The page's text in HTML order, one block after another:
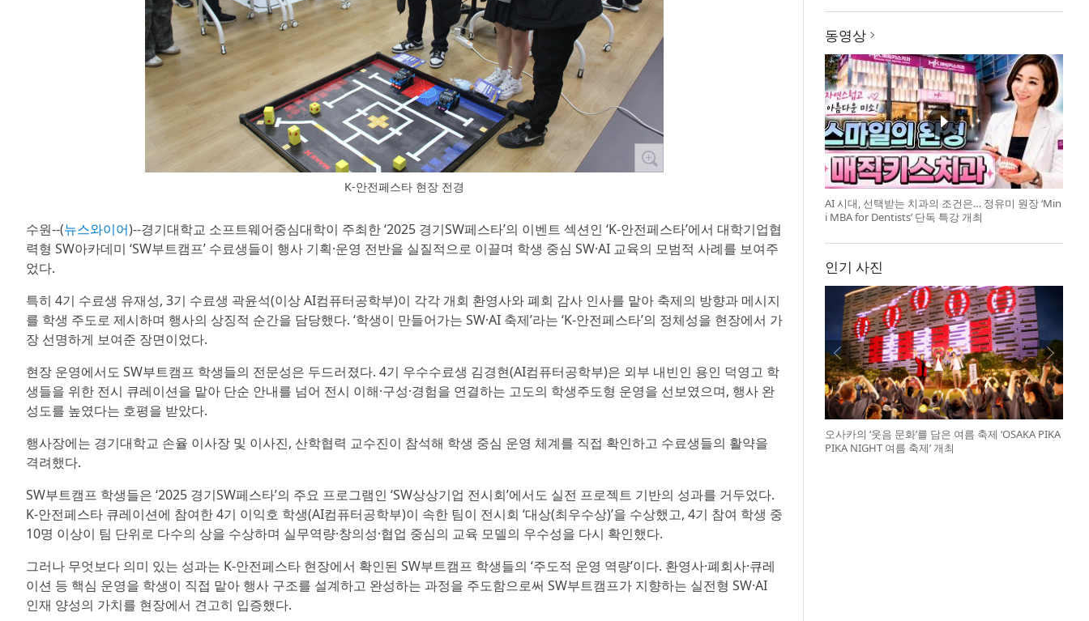
K-안전페스타 현장 전경
수원--(뉴스와이어)--경기대학교 소프트웨어중심대학이 주최한 ‘2025 경기SW페스타’의 이벤트 섹션인 ‘K-안전페스타’에서 대학기업협
력형 SW아카데미 ‘SW부트캠프’ 수료생들이 행사 기획·운영 전반을 실질적으로 이끌며 학생 중심 SW·AI 교육의 모범적 사례를 보여주
었다.
특히 4기 수료생 유재성, 3기 수료생 곽윤석(이상 AI컴퓨터공학부)이 각각 개회 환영사와 폐회 감사 인사를 맡아 축제의 방향과 메시지
를 학생 주도로 제시하며 행사의 상징적 순간을 담당했다. ‘학생이 만들어가는 SW·AI 축제’라는 ‘K-안전페스타’의 정체성을 현장에서 가
장 선명하게 보여준 장면이었다.
현장 운영에서도 SW부트캠프 학생들의 전문성은 두드러졌다. 4기 우수수료생 김경현(AI컴퓨터공학부)은 외부 내빈인 용인 덕영고 학
생들을 위한 전시 큐레이션을 맡아 단순 안내를 넘어 전시 이해·구성·경험을 연결하는 고도의 학생주도형 운영을 선보였으며, 행사 완
성도를 높였다는 호평을 받았다.
행사장에는 경기대학교 손율 이사장 및 이사진, 산학협력 교수진이 참석해 학생 중심 운영 체계를 직접 확인하고 수료생들의 활약을
격려했다.
SW부트캠프 학생들은 ‘2025 경기SW페스타’의 주요 프로그램인 ‘SW상상기업 전시회’에서도 실전 프로젝트 기반의 성과를 거두었다.
K-안전페스타 큐레이션에 참여한 4기 이익호 학생(AI컴퓨터공학부)이 속한 팀이 전시회 ‘대상(최우수상)’을 수상했고, 4기 참여 학생 중
10명 이상이 팀 단위로 다수의 상을 수상하며 실무역량·창의성·협업 중심의 교육 모델의 우수성을 다시 확인했다.
그러나 무엇보다 의미 있는 성과는 K-안전페스타 현장에서 확인된 SW부트캠프 학생들의 ‘주도적 운영 역량’이다. 환영사·폐회사·큐레
이션 등 핵심 운영을 학생이 직접 맡아 행사 구조를 설계하고 완성하는 과정을 주도함으로써 SW부트캠프가 지향하는 실전형 SW·AI
인재 양성의 가치를 현장에서 견고히 입증했다.
동영상
AI 시대, 선택받는 치과의 조건은… 정유미 원장 ‘Min
i MBA for Dentists’ 단독 특강 개최
인기 사진
오사카의 ‘웃음 문화’를 담은 여름 축제 ‘OSAKA PIKA
PIKA NIGHT 여름 축제’ 개최